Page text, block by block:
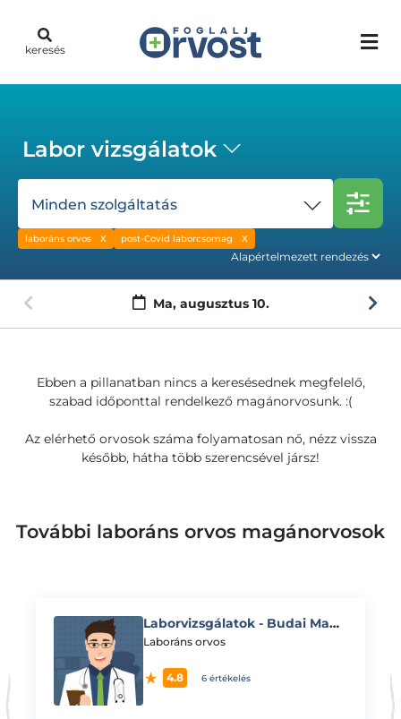
keresés
Labor vizsgálatok
Minden szolgáltatás
laboráns orvos post-Covid laborcsomag
Ma, augusztus 10.
Ebben a pillanatban nincs a keresésednek megfelelő,
szabad időponttal rendelkező magánorvosunk. :(
Az elérhető orvosok száma folyamatosan nő, nézz vissza
később, hátha több szerencsével jársz!
További laboráns orvos magánorvosok
Laborvizsgálatok - Budai Magánorvosi Centrum - Fehérvári u. 97-99.
Laboráns orvos
4.8 6 értékelés